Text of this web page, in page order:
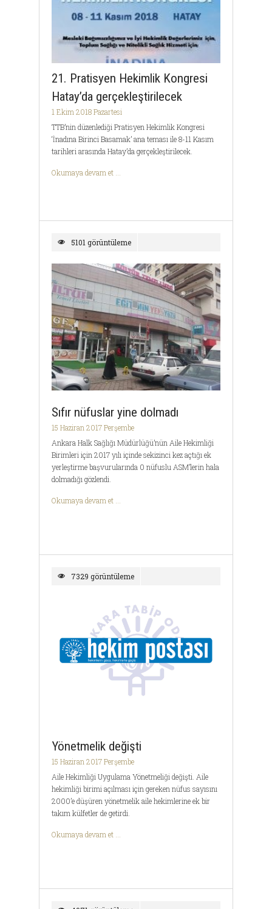
21. Pratisyen Hekimlik Kongresi
Hatay’da gerçekleştirilecek
1 Ekim 2018 Pazartesi
TTB’nin düzenlediği Pratisyen Hekimlik Kongresi
‘İnadına Birinci Basamak’ ana teması ile 8-11 Kasım
tarihleri arasında Hatay’da gerçekleştirilecek.
Okumaya devam et ...
5101 görüntüleme
Sıfır nüfuslar yine dolmadı
15 Haziran 2017 Perşembe
Ankara Halk Sağlığı Müdürlüğü’nün Aile Hekimliği
Birimleri için 2017 yılı içinde sekizinci kez açtığı ek
yerleştirme başvurularında 0 nüfuslu ASM’lerin hala
dolmadığı gözlendi.
Okumaya devam et ...
7329 görüntüleme
Yönetmelik değişti
15 Haziran 2017 Perşembe
Aile Hekimliği Uygulama Yönetmeliği değişti. Aile
hekimliği birimi açılması için gereken nüfus sayısını
2000’e düşüren yönetmelik aile hekimlerine ek bir
takım külfetler de getirdi.
Okumaya devam et ...